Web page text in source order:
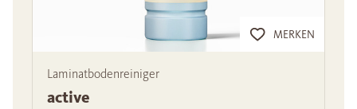
MERKEN
Laminatbodenreiniger
active